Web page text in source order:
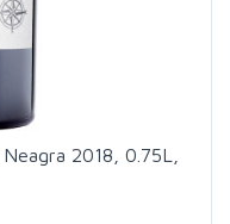
2018, 0.75L,